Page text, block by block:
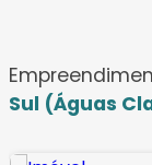
Sul (Águas